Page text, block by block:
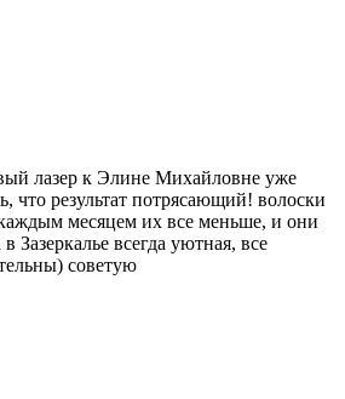
лазер к Элине Михайловне уже
что результат потрясающий! волоски
месяцем их все меньше, и они
Зазеркалье всегда уютная, все
советую